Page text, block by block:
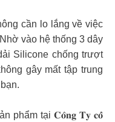
cần lo lắng về việc
vào hệ thống 3 dây
Silicone chống trượt
gây mất tập trung
phẩm tại 𝐂𝐨̂𝐧𝐠 𝐓𝐲 𝐜𝐨̂̉